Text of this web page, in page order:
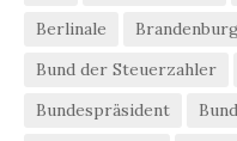
Berlinale
Bund der Steuerzahler
Bundespräsident